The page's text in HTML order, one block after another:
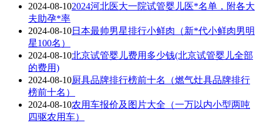
2024-08-102024河北医大一院试管婴儿医*名单，附各大
夫助孕*率
2024-08-10日本最帅男星排行小鲜肉（新*代小鲜肉男明
星100名）
2024-08-10北京试管婴儿费用多少钱(北京试管婴儿全部
的费用)
2024-08-10厨具品牌排行榜前十名（燃气灶具品牌排行
榜前十名）
2024-08-10农用车报价及图片大全（一万以内小型两吨
四驱农用车）